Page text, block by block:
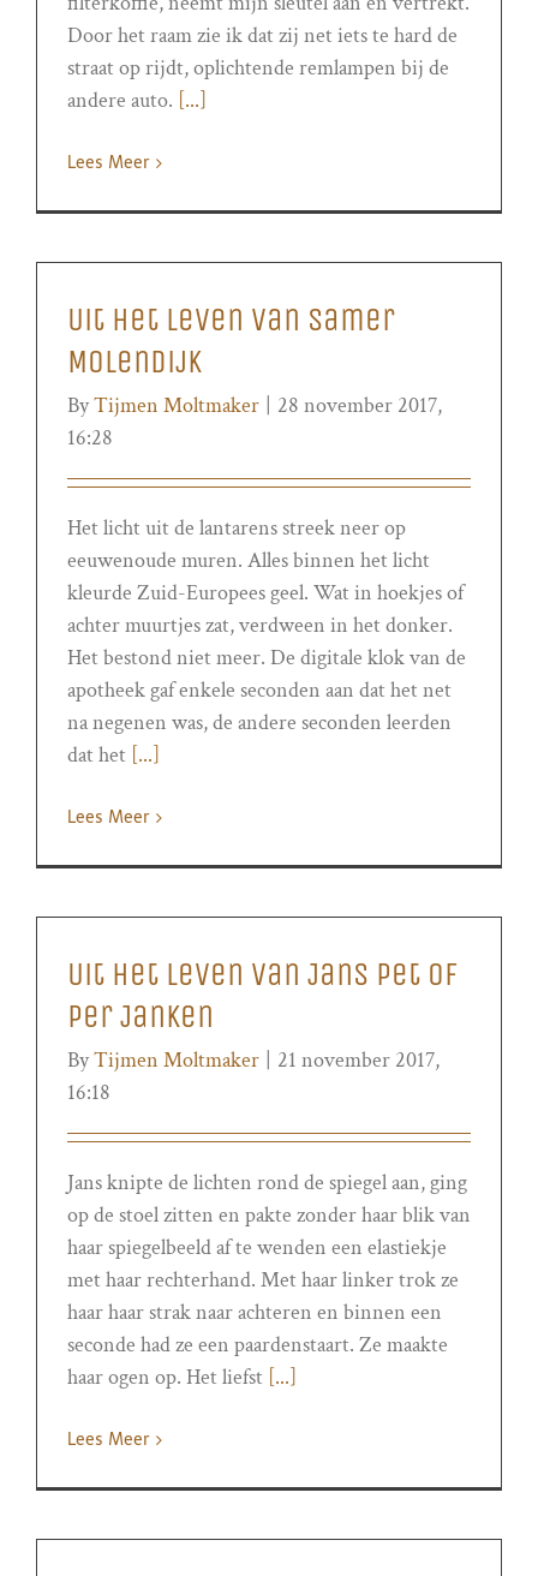
Door het raam zie ik dat zij net iets te hard de
straat op rijdt, oplichtende remlampen bij de
andere auto. [...]
Lees Meer
Uit het leven van Samer
Molendijk
ByTijmen Moltmaker
28 november 2017,
16:28
Het licht uit de lantarens streek neer op
eeuwenoude muren. Alles binnen het licht
kleurde Zuid-Europees geel. Wat in hoekjes of
achter muurtjes zat, verdween in het donker.
Het bestond niet meer. De digitale klok van de
apotheek gaf enkele seconden aan dat het net
na negenen was, de andere seconden leerden
dat het [...]
Lees Meer
Uit het leven van Jans Pet of
Per Janken
ByTijmen Moltmaker
21 november 2017,
16:18
Jans knipte de lichten rond de spiegel aan, ging
op de stoel zitten en pakte zonder haar blik van
haar spiegelbeeld af te wenden een elastiekje
met haar rechterhand. Met haar linker trok ze
haar haar strak naar achteren en binnen een
seconde had ze een paardenstaart. Ze maakte
haar ogen op. Het liefst [...]
Lees Meer